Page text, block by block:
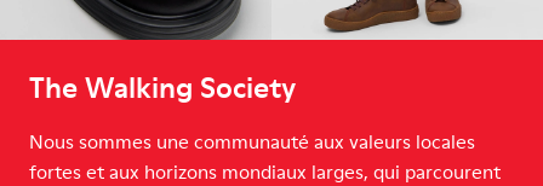
The Walking Society
Nous sommes une communauté aux valeurs locales
fortes et aux horizons mondiaux larges, qui parcourent